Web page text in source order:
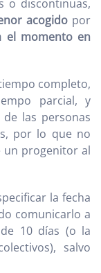
o discontinuas,
acogido por
el momento en
completo,
parcial, y
las personas
por lo que no
un progenitor al
la fecha
comunicarlo a
10 días (o la
salvo